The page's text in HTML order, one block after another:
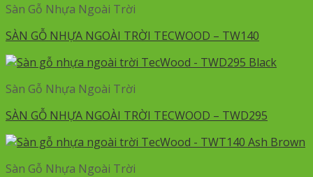
Sàn Gỗ Nhựa Ngoài Trời
SÀN GỖ NHỰA NGOÀI TRỜI TECWOOD – TW140
Sàn Gỗ Nhựa Ngoài Trời
SÀN GỖ NHỰA NGOÀI TRỜI TECWOOD – TWD295
Sàn Gỗ Nhựa Ngoài Trời